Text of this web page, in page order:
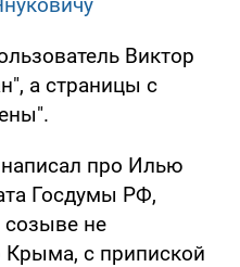
Виктор
а страницы с
про Илью
Госдумы РФ,
созыве не
с припиской